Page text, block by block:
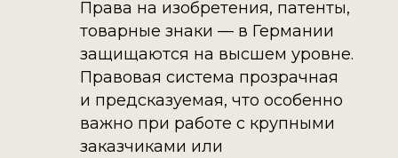
Права на изобретения, патенты,
товарные знаки — в Германии
защищаются на высшем уровне.
Правовая система прозрачная
и предсказуемая, что особенно
важно при работе с крупными
заказчиками или